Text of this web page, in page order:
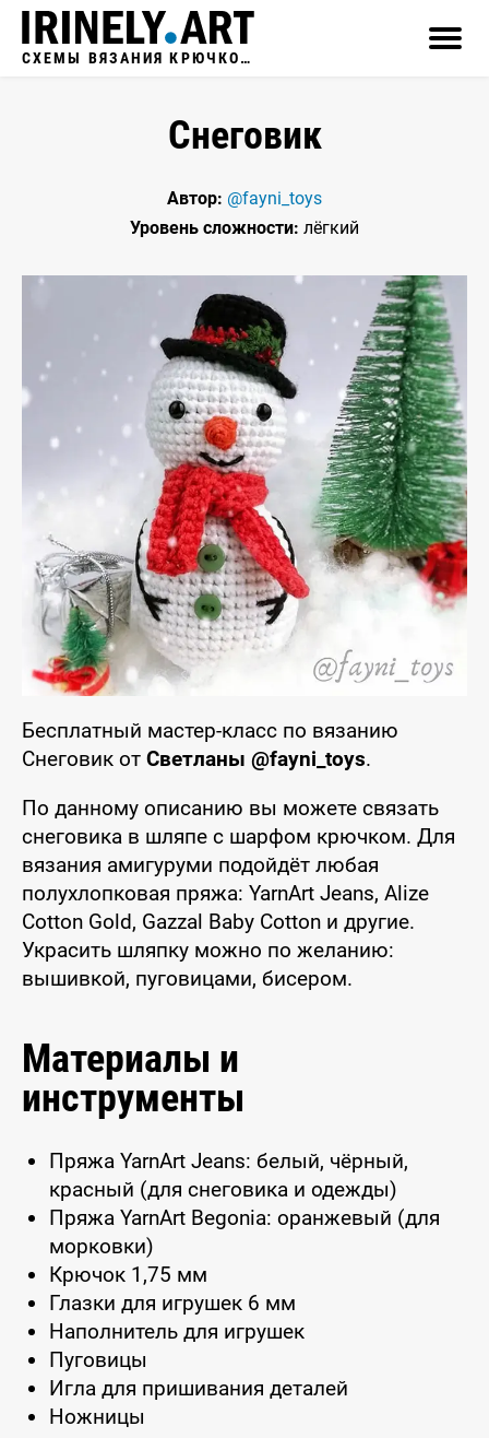
СХЕМЫ ВЯЗАНИЯ КРЮЧКОМ
Снеговик
Автор: @fayni_toys
Уровень сложности: лёгкий
Бесплатный мастер-класс по вязанию
Снеговик от Светланы @fayni_toys.
По данному описанию вы можете связать
снеговика в шляпе с шарфом крючком. Для
вязания амигуруми подойдёт любая
полухлопковая пряжа: YarnArt Jeans, Alize
Cotton Gold, Gazzal Baby Cotton и другие.
Украсить шляпку можно по желанию:
вышивкой, пуговицами, бисером.
Материалы и
инструменты
Пряжа YarnArt Jeans: белый, чёрный,
красный (для снеговика и одежды)
Пряжа YarnArt Begonia: оранжевый (для
морковки)
Крючок 1,75 мм
Глазки для игрушек 6 мм
Наполнитель для игрушек
Пуговицы
Игла для пришивания деталей
Ножницы